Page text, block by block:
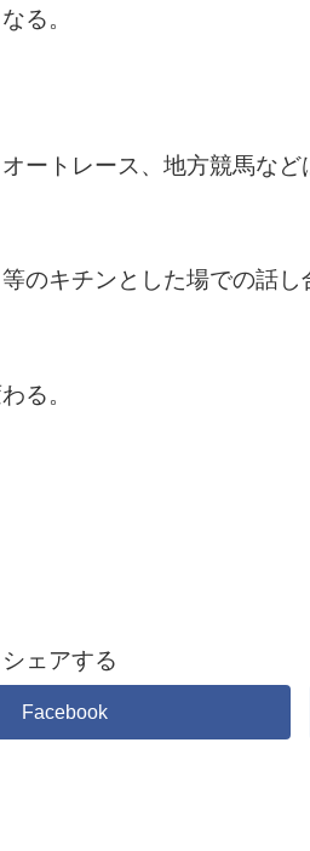
る。
ートレース、地方競馬な
のキチンとした場での話
る。
シェアする
Facebook